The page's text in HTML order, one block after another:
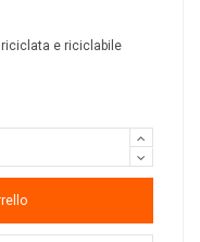
e riciclabile